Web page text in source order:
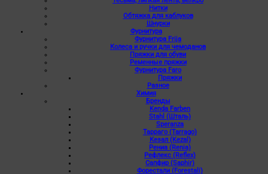
Нитки
Обтяжка для каблуков
Шнурки
Фурнитура
Фурнитура Frija
Колеса и ручки для чемоданов
Пряжки для обуви
Ременные пряжки
Фурнитура Faro
Пряжки
Разное
Химия
Бренды
Kenda Farben
Stahl (Шталь)
Speranza
Тарраго (Tarrago)
Кезал (Kezal)
Рениа (Renia)
Рефлекс (Reflex)
Сапфир (Saphir)
Форестали (Forestali)